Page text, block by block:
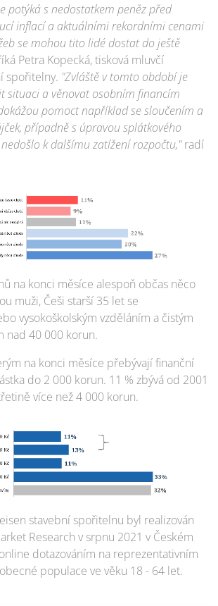
potýká s nedostatkem peněz před
inflací a aktuálními rekordními cenami
se mohou tito lidé dostat do ještě
Petra Kopecká, tisková mluvčí
spořitelny. "Zvláště v tomto období je
situaci a věnovat osobním financím
pomoct například se sloučením a
případně s úpravou splátkového
k dalšímu zatížení rozpočtu,"radí
na konci měsíce alespoň občas něco
muži, Češi starší 35 let se
vysokoškolským vzděláním a čistým
nad 40 000 korun.
na konci měsíce přebývají finanční
do 2 000 korun. 11 % zbývá od 2001
více než 4 000 korun.
stavební spořitelnu byl realizován
Research v srpnu 2021 v Českém
dotazováním na reprezentativním
populace ve věku 18 - 64 let.